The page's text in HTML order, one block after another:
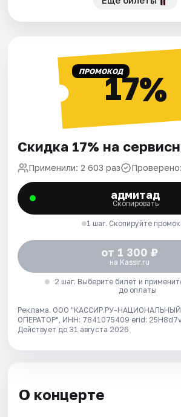
ПРОМОКОД17%
Скидка 17% на
Применили: 2 603 раз
адмитад
Скопировать
1 шаг. Скопируйте
от 1 300 ₽
на Kassir.ru
2 шаг. Выберите билет и
до оплаты
Реклама. ООО "КАССИР.РУ-
ОПЕРАТОР", ИНН: 7841075409 erid:
Действует до 31 августа 2026
О концерте